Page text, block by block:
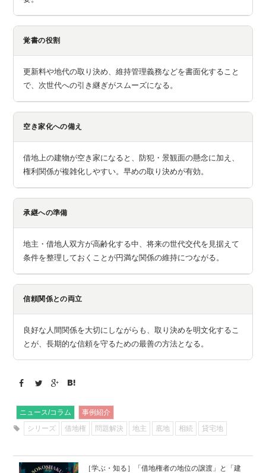
覚書の役割
更新料や地代の取り決め、維持管理義務などを書面化すること
で、次世代への引き継ぎがスムーズになる。
空き家化への備え
借地上の建物が空き家になると、防犯・景観面の懸念に加え、
権利関係が複雑化しやすい。早めの取り決めが有効。
承継への準備
地主・借地人双方が高齢化する中、将来の世代交代を見据えて
条件を整理しておくことが円満な関係の維持につながる。
信頼関係との両立
良好な人間関係を大切にしながらも、取り決めを明文化するこ
とが、長期的な信頼を守るための最善の方法となる。
ニュース/コラム
事例紹介
シリーズ
借地権 問題解決 地主 底地 相続 貸宅地
［学ぶ・知る］「借地権者の地位の譲渡」と「建